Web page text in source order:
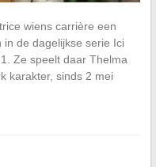
wiens carrière een
de dagelijkse serie Ici
Ze speelt daar Thelma
karakter, sinds 2 mei